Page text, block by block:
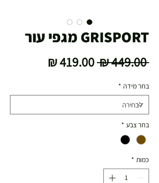
GRISPORT מגפי עור
‏449.00 ‏₪
מחיר
בחר מידה *
בחר צבע *
כמות *